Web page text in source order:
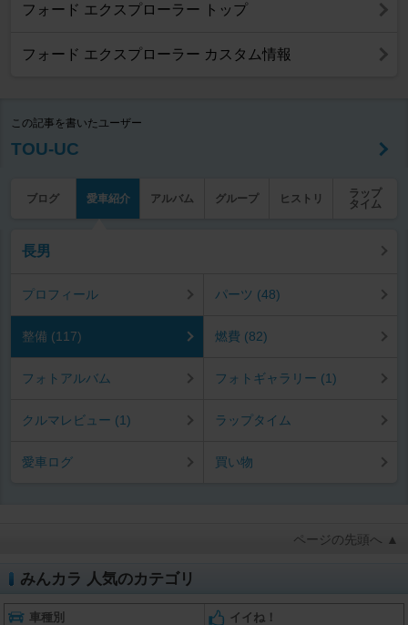
フォード エクスプローラー トップ
フォード エクスプローラー カスタム情報
この記事を書いたユーザー
TOU-UC
ブログ 愛車紹介 アルバム グループ ヒストリ
ラップ
タイム
長男
プロフィール パーツ (48)
整備 (117) 燃費 (82)
フォトアルバム フォトギャラリー (1)
クルマレビュー (1) ラップタイム
愛車ログ 買い物
ページの先頭へ ▲
みんカラ 人気のカテゴリ
車種別 イイね！